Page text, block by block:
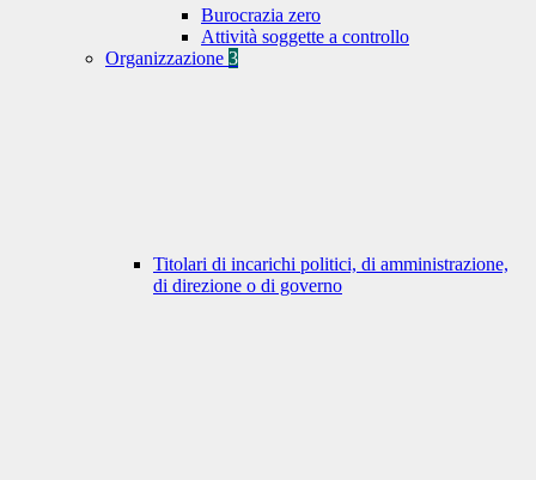
Burocrazia zero
Attività soggette a controllo
Organizzazione 3
Titolari di incarichi politici, di amministrazione,
di direzione o di governo